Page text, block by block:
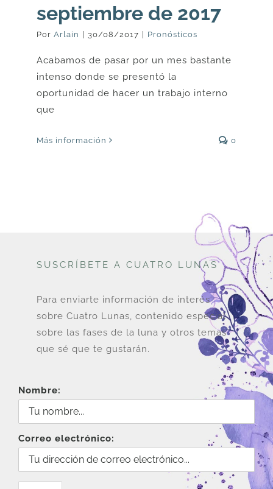
septiembre de 2017
Por Arlain | 30/08/2017 | Pronósticos
Acabamos de pasar por un mes bastante
intenso donde se presentó la
oportunidad de hacer un trabajo interno
que
Más información 0
SUSCRÍBETE A CUATRO LUNAS
Para enviarte información de interés
sobre Cuatro Lunas, contenido especial
sobre las fases de la luna y otros temas
que sé que te gustarán.
Nombre:
Correo electrónico: